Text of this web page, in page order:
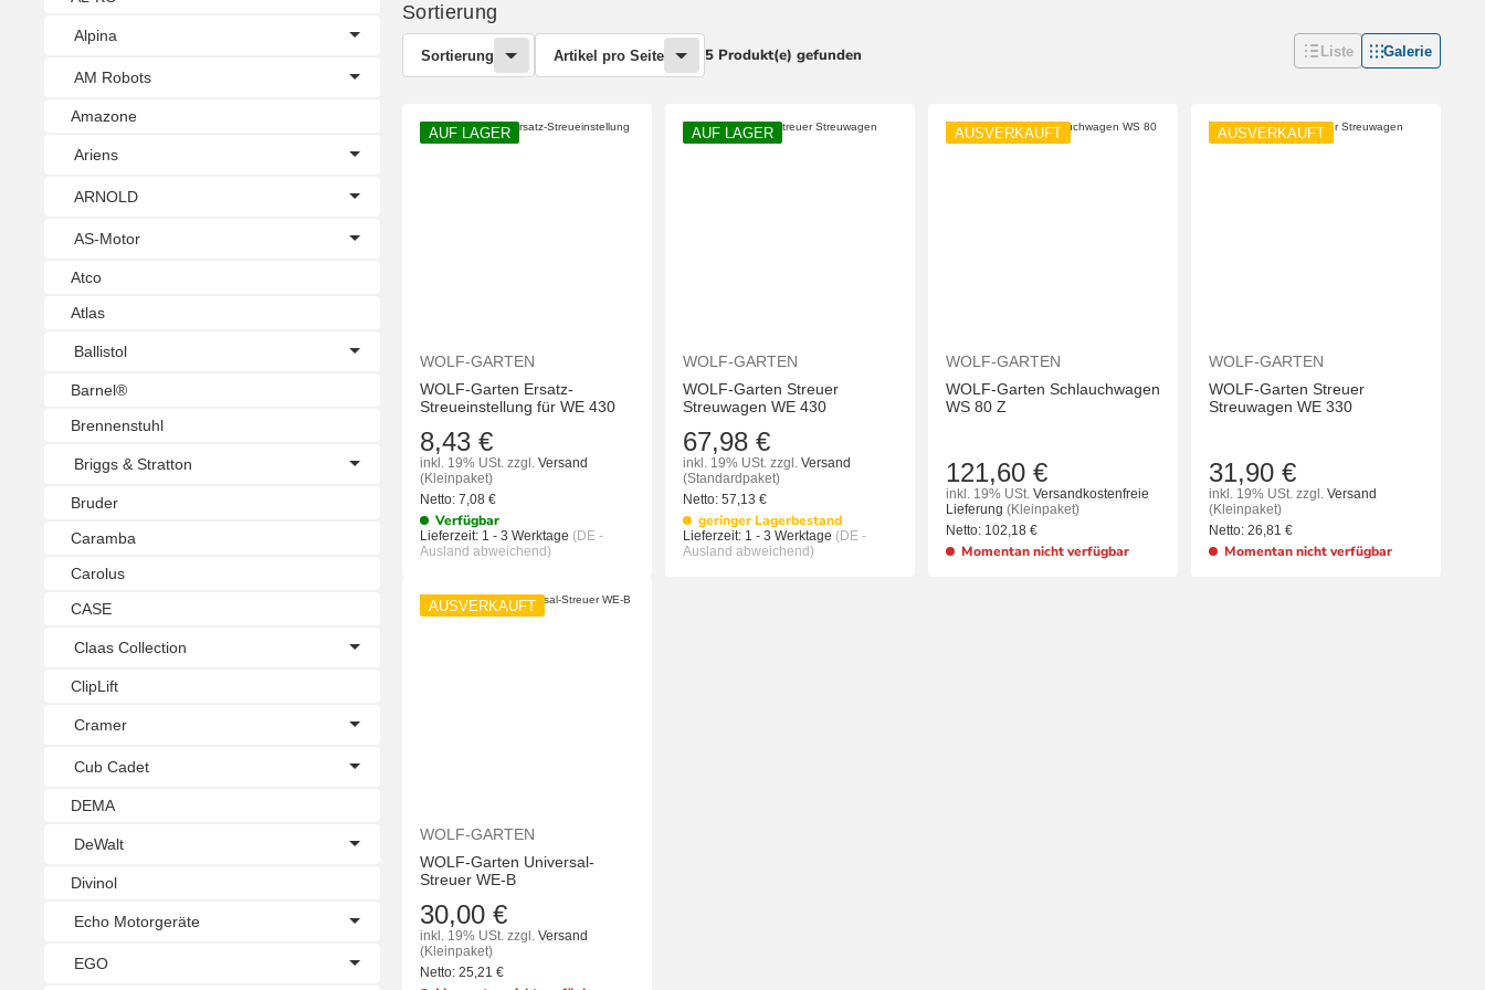
Sortierung
Sortierung Artikel pro Seite 5 Produkt(e) gefunden Liste Galerie
AUF LAGER
WOLF-GARTEN
WOLF-Garten Ersatz-
Streueinstellung für WE 430
8,43 €
inkl. 19% USt. zzgl. Versand
(Kleinpaket)
Netto: 7,08 €
Verfügbar
Lieferzeit: 1 - 3 Werktage (DE -
Ausland abweichend)
AUF LAGER
WOLF-GARTEN
WOLF-Garten Streuer
Streuwagen WE 430
67,98 €
inkl. 19% USt. zzgl. Versand
(Standardpaket)
Netto: 57,13 €
geringer Lagerbestand
Lieferzeit: 1 - 3 Werktage (DE -
Ausland abweichend)
AUSVERKAUFT
WOLF-GARTEN
WOLF-Garten Schlauchwagen
WS 80 Z
121,60 €
inkl. 19% USt. Versandkostenfreie
Lieferung (Kleinpaket)
Netto: 102,18 €
Momentan nicht verfügbar
AUSVERKAUFT
WOLF-GARTEN
WOLF-Garten Streuer
Streuwagen WE 330
31,90 €
inkl. 19% USt. zzgl. Versand
(Kleinpaket)
Netto: 26,81 €
Momentan nicht verfügbar
AUSVERKAUFT
WOLF-GARTEN
WOLF-Garten Universal-
Streuer WE-B
30,00 €
inkl. 19% USt. zzgl. Versand
(Kleinpaket)
Netto: 25,21 €
Alpina
AM Robots
Amazone
Ariens
ARNOLD
AS-Motor
Atco
Atlas
Ballistol
Barnel®
Brennenstuhl
Briggs & Stratton
Bruder
Caramba
Carolus
CASE
Claas Collection
ClipLift
Cramer
Cub Cadet
DEMA
DeWalt
Divinol
Echo Motorgeräte
EGO